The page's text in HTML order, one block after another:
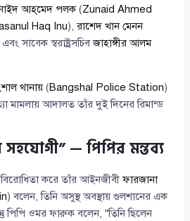
আহ্‌মেদ পলক(Zunaid Ahmed
Haq Inu),রাশেদ খান মেনন
সাবেক স্বরাষ্ট্রসচিবজাহাঙ্গীর আলম
থানায় (Bangshal Police Station)
মামলায় আদালত তাঁর দুই দিনের রিমান্ড
সহযোগী” — পিপির মন্তব্য
বিরোধিতা করে তাঁর আইনজীবীফারজানা
) বলেন, তিনি অসুস্থ অবস্থায় গুলশানের এক
পিপি ওমর ফারুক বলেন, “তিনি ছিলেন